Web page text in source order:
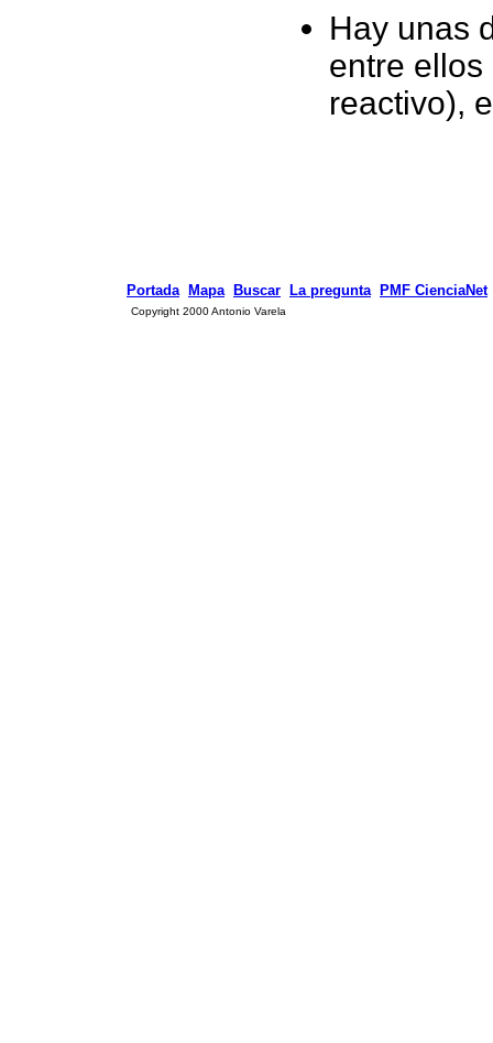
Hay unas
entre
reactivo),
Portada Mapa Buscar La pregunta PMF CienciaNet
Copyright 2000 Antonio Varela